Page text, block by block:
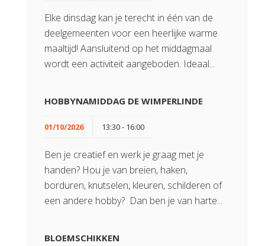
Elke dinsdag kan je terecht in één van de
deelgemeenten voor een heerlijke warme
maaltijd! Aansluitend op het middagmaal
wordt een activiteit aangeboden. Ideaal...
HOBBYNAMIDDAG DE WIMPERLINDE
01/10/2026 13:30 - 16:00
Ben je creatief en werk je graag met je
handen? Hou je van breien, haken,
borduren, knutselen, kleuren, schilderen of
een andere hobby? Dan ben je van harte...
BLOEMSCHIKKEN